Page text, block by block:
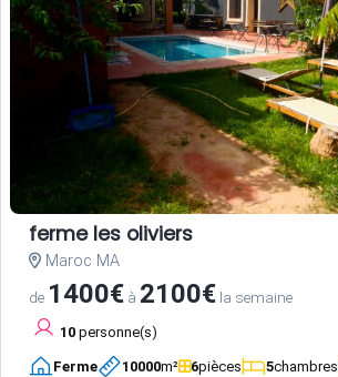
ferme les oliviers
Maroc MA
de 1400€ à 2100€ la semaine
10 personne(s)
Ferme 10000m² 6pièces 5chambres